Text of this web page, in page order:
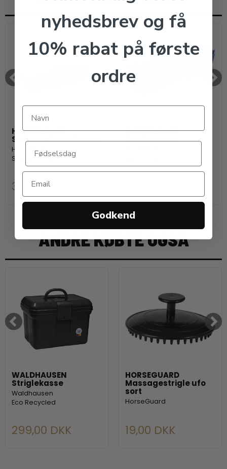
HORSEGUARD
Softtouch manbørste
HorseGuard
Strigle til man.
39,00 DKK
HORSEGUARD
Pandebørste
ANDRE KØBTE OGSÅ
WALDHAUSEN
Striglekasse
Waldhausen
Eco Recycled
299,00 DKK
HORSEGUARD
Massagestrigle ufo
sort
HorseGuard
19,00 DKK
nyhedsbrev og få
10% rabat på første
ordre
Godkend